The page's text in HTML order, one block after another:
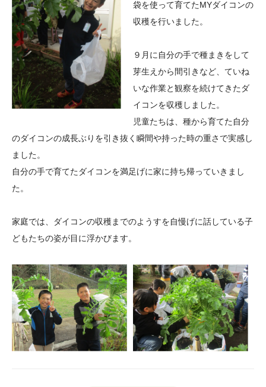
科学教育振興助成・
次世代理系人材育成プ
ログラム助成
サイトマップ 中谷財団アーカイブ
袋を使って育てたMYダイコンの
収穫を行いました。
９月に自分の手で種まきをして
芽生えから間引きなど、ていね
いな作業と観察を続けてきたダ
イコンを収穫しました。
児童たちは、種から育てた自分
のダイコンの成長ぶりを引き抜く瞬間や持った時の重さで実感し
ました。
自分の手で育てたダイコンを満足げに家に持ち帰っていきまし
た。
家庭では、ダイコンの収穫までのようすを自慢げに話している子
どもたちの姿が目に浮かびます。